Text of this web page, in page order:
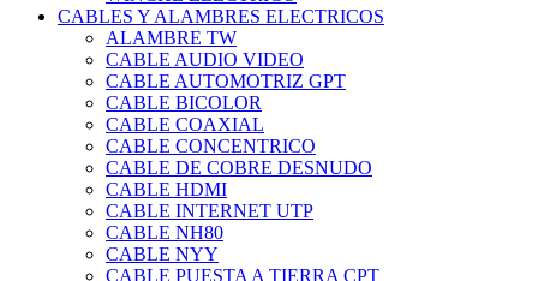
CABLES Y ALAMBRES ELECTRICOS
ALAMBRE TW
CABLE AUDIO VIDEO
CABLE AUTOMOTRIZ GPT
CABLE BICOLOR
CABLE COAXIAL
CABLE CONCENTRICO
CABLE DE COBRE DESNUDO
CABLE HDMI
CABLE INTERNET UTP
CABLE NH80
CABLE NYY
CABLE PUESTA A TIERRA CPT